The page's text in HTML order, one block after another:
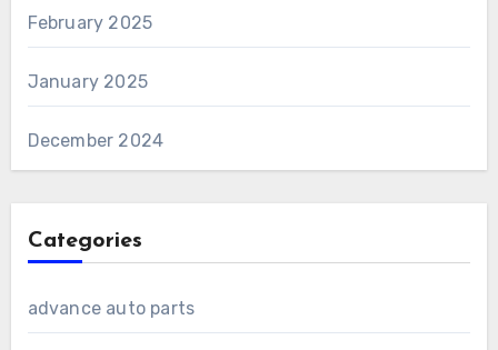
February 2025
January 2025
December 2024
Categories
advance auto parts